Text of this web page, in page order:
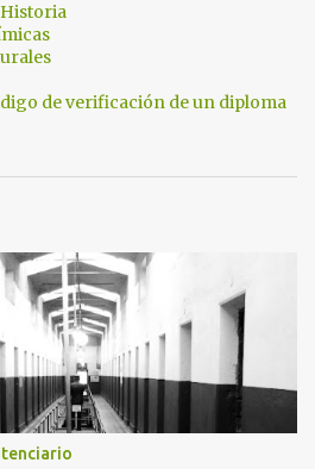
de verificación de un diploma